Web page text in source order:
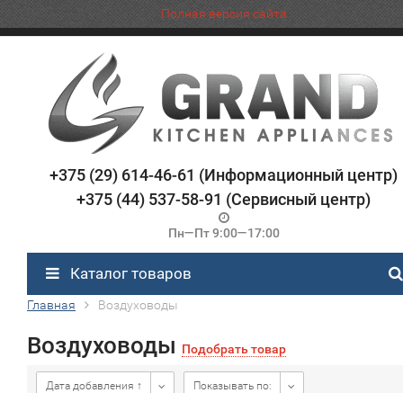
Полная версия сайта
+375 (29) 614-46-61 (Информационный центр)
+375 (44) 537-58-91 (Сервисный центр)
Пн—Пт 9:00—17:00
Каталог товаров
Главная Воздуховоды
Воздуховоды Подобрать товар
Дата добавления ↑ Показывать по: